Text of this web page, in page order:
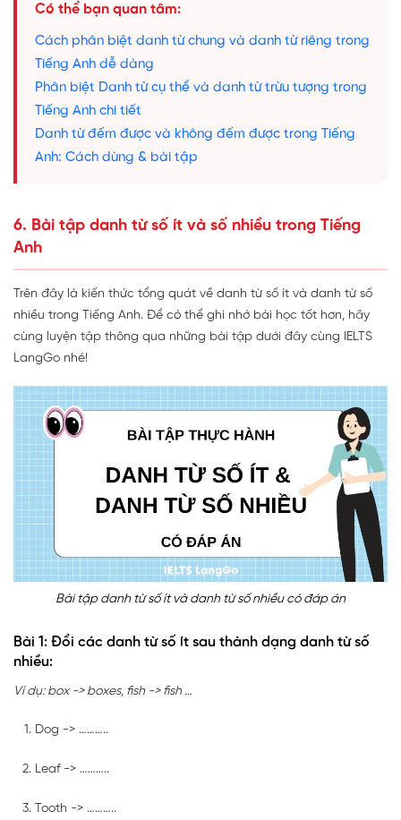
Có thể bạn quan tâm:
Cách phân biệt danh từ chung và danh từ riêng trong
Tiếng Anh dễ dàng
Phân biệt Danh từ cụ thể và danh từ trừu tượng trong
Tiếng Anh chi tiết
Danh từ đếm được và không đếm được trong Tiếng
Anh: Cách dùng & bài tập
6. Bài tập danh từ số ít và số nhiều trong Tiếng
Anh
Trên đây là kiến thức tổng quát về danh từ số ít và danh từ số
nhiều trong Tiếng Anh. Để có thể ghi nhớ bài học tốt hơn, hãy
cùng luyện tập thông qua những bài tập dưới đây cùng IELTS
LangGo nhé!
Bài tập danh từ số ít và danh từ số nhiều có đáp án
Bài 1: Đổi các danh từ số ít sau thành dạng danh từ số
nhiều:
Ví dụ: box -> boxes, fish -> fish …
Dog -> ………..
Leaf -> ………..
Tooth -> ………..